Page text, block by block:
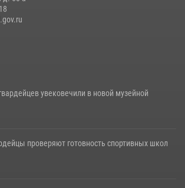
патриотического клуба
увековечили в новой музейной
проверяют готовность спортивных школ